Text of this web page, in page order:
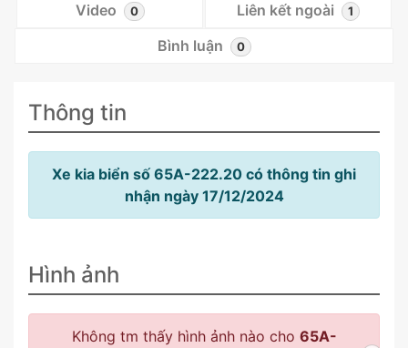
Video 0 Liên kết ngoài 1
Bình luận 0
Thông tin
Xe kia biển số 65A-222.20 có thông tin ghi
nhận ngày 17/12/2024
Hình ảnh
Không tm thấy hình ảnh nào cho 65A-